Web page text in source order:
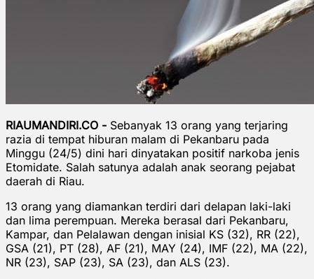
RIAUMANDIRI.CO - Sebanyak 13 orang yang terjaring
razia di tempat hiburan malam di Pekanbaru pada
Minggu (24/5) dini hari dinyatakan positif narkoba jenis
Etomidate. Salah satunya adalah anak seorang pejabat
daerah di Riau.
13 orang yang diamankan terdiri dari delapan laki-laki
dan lima perempuan. Mereka berasal dari Pekanbaru,
Kampar, dan Pelalawan dengan inisial KS (32), RR (22),
GSA (21), PT (28), AF (21), MAY (24), IMF (22), MA (22),
NR (23), SAP (23), SA (23), dan ALS (23).